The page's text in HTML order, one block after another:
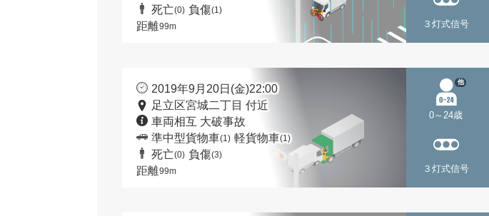
死亡(0) 負傷(1)
距離99m ３灯式信号
2019年9月20日(金)22:00
足立区宮城二丁目 付近
車両相互 大破事故
準中型貨物車(1) 軽貨物車(1)
死亡(0) 負傷(3)
距離99m
0～24歳
他
３灯式信号